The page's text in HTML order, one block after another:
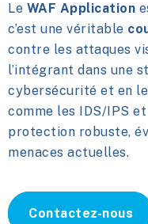
Le WAF Application
c’est une véritable
contre les attaques
l’intégrant dans une
cybersécurité et en
comme les IDS/IPS
protection robuste,
menaces actuelles.
Contactez-nous